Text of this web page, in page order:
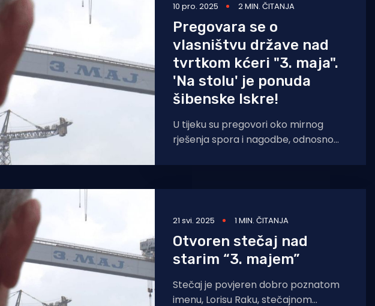
10 pro. 2025 2 MIN. ČITANJA
Pregovara se o
vlasništvu države nad
tvrtkom kćeri "3. maja".
'Na stolu' je ponuda
šibenske Iskre!
U tijeku su pregovori oko mirnog
rješenja spora i nagodbe, odnosno
ugovora kojima je država postala
21 svi. 2025 1 MIN. ČITANJA
Otvoren stečaj nad
starim “3. majem”
Stečaj je povjeren dobro poznatom
imenu, Lorisu Raku, stečajnom